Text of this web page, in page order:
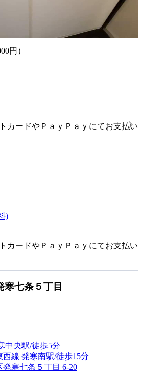
円）
カードやＰａｙＰａｙにてお支払い
)
カードやＰａｙＰａｙにてお支払い
寒七条５丁目
中央駅/徒歩5分
線 発寒南駅/徒歩15分
寒七条５丁目 6-20